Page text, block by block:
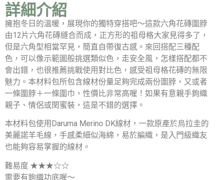
詳細介紹
擁抱冬日的溫暖，展現你的獨特穿搭吧～這款六角花磚圍脖
由12片六角花磚縫合而成，正方形的祖母格大家見得多了，
但是六角型相當罕見，簡直自帶復古感。來回搭配三種配
色，可以像示範圖般挑選類似色，走安全風，怎樣搭配都不
會出錯，也很推薦挑戰使用對比色，感受祖母格花磚的無限
魅力。本材料包所包含線材份量足夠完成兩份圍脖，又或者
一條圍脖＋一條圍巾，性價比非常高喔！如果有意親手鉤織
親子、情侶或閏蜜裝，這是不錯的選擇。
本材料包使用Daruma Merino DK線材，一款原產於烏拉圭的
美麗諾羊毛線，手感柔細似海綿，易於編織，是入門級織友
也能夠容易掌握的線材。
難易度 ★★★☆☆
需要有鉤織功底喔～